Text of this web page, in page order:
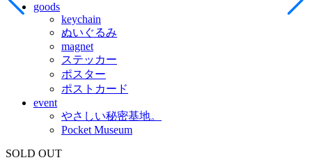
goods
keychain
ぬいぐるみ
magnet
ステッカー
ポスター
ポストカード
event
やさしい秘密基地。
Pocket Museum
SOLD OUT